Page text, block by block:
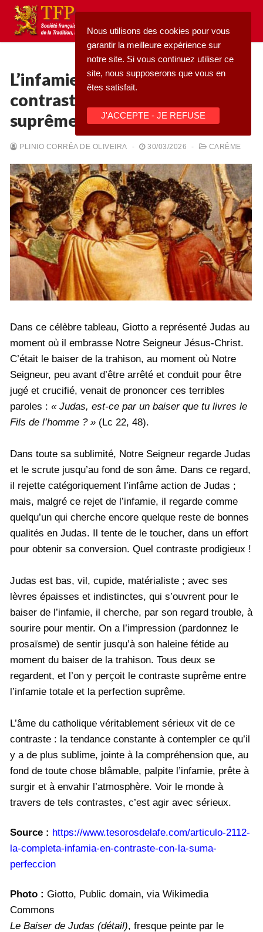
Aller
contenu
Rechercher
:
Accueil
Pétition
Qu’est-ce que la TFP
Action
Blog
Médiathèque
L’infamie complète en
contraste avec la perfection
suprême
PLINIO CORRÊA DE OLIVEIRA - 30/03/2026 - CARÊME
Dans ce célèbre tableau, Giotto a représenté Judas au
moment où il embrasse Notre Seigneur Jésus-Christ.
C’était le baiser de la trahison, au moment où Notre
Seigneur, peu avant d’être arrêté et conduit pour être
jugé et crucifié, venait de prononcer ces terribles
paroles : « Judas, est-ce par un baiser que tu livres le
Fils de l’homme ? » (Lc 22, 48).
Dans toute sa sublimité, Notre Seigneur regarde Judas
et le scrute jusqu’au fond de son âme. Dans ce regard,
il rejette catégoriquement l’infâme action de Judas ;
mais, malgré ce rejet de l’infamie, il regarde comme
quelqu’un qui cherche encore quelque reste de bonnes
qualités en Judas. Il tente de le toucher, dans un effort
pour obtenir sa conversion. Quel contraste prodigieux !
Judas est bas, vil, cupide, matérialiste ; avec ses
lèvres épaisses et indistinctes, qui s’ouvrent pour le
baiser de l’infamie, il cherche, par son regard trouble, à
sourire pour mentir. On a l’impression (pardonnez le
prosaïsme) de sentir jusqu’à son haleine fétide au
moment du baiser de la trahison. Tous deux se
regardent, et l’on y perçoit le contraste suprême entre
l’infamie totale et la perfection suprême.
L’âme du catholique véritablement sérieux vit de ce
contraste : la tendance constante à contempler ce qu’il
y a de plus sublime, jointe à la compréhension que, au
fond de toute chose blâmable, palpite l’infamie, prête à
surgir et à envahir l’atmosphère. Voir le monde à
travers de tels contrastes, c’est agir avec sérieux.
Source : https://www.tesorosdelafe.com/articulo-2112-
la-completa-infamia-en-contraste-con-la-suma-
perfeccion
Photo : Giotto, Public domain, via Wikimedia
Commons
Le Baiser de Judas (détail), fresque peinte par le
Nous utilisons des cookies pour vous
garantir la meilleure expérience sur
notre site. Si vous continuez utiliser ce
site, nous supposerons que vous en
êtes satisfait.
J'ACCEPTE - JE REFUSE